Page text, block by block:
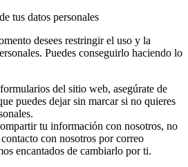
tus datos personales
desees restringir el uso y la
Puedes conseguirlo haciendo lo
del sitio web, asegúrate de
puedes dejar sin marcar si no quieres
tu información con nosotros, no
con nosotros por correo
encantados de cambiarlo por ti.